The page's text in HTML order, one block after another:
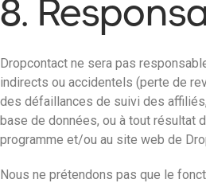
Dropcontact ne sera pas
indirects ou accidentels (perte de
des défaillances de suivi des
base de données, ou à tout résultat
programme et/ou au site web de
Nous ne prétendons pas que le